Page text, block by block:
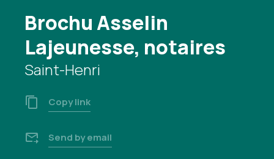
Brochu Asselin
Lajeunesse, notaires
Saint-Henri
Copy link
Send by email